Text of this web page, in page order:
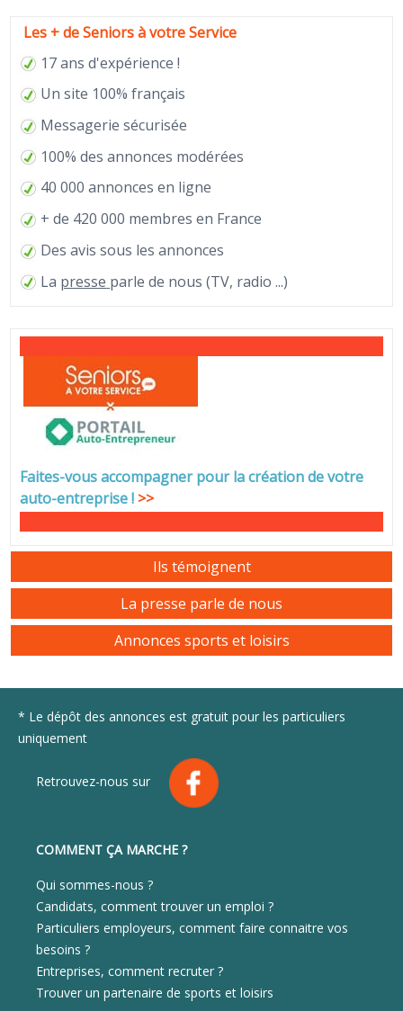
Les + de Seniors à votre Service
17 ans d'expérience !
Un site 100% français
Messagerie sécurisée
100% des annonces modérées
40 000 annonces en ligne
+ de 420 000 membres en France
Des avis sous les annonces
La presse parle de nous (TV, radio ...)
Faites-vous accompagner pour la création de votre
auto-entreprise! >>
Ils témoignent
La presse parle de nous
Annonces sports et loisirs
* Le dépôt des annonces est gratuit pour les particuliers
uniquement
Retrouvez-nous sur
COMMENT ÇA MARCHE ?
Qui sommes-nous ?
Candidats, comment trouver un emploi ?
Particuliers employeurs, comment faire connaitre vos
besoins ?
Entreprises, comment recruter ?
Trouver un partenaire de sports et loisirs